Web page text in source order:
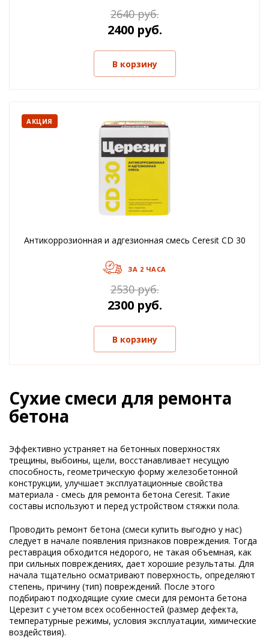
2640 руб.
2400 руб.
В корзину
АКЦИЯ
Антикоррозионная и адгезионная смесь Ceresit CD 30
ЗА 2 ЧАСА
2530 руб.
2300 руб.
В корзину
Сухие смеси для ремонта
бетона
Эффективно устраняет на бетонных поверхностях
трещины, выбоины, щели, восстанавливает несущую
способность, геометрическую форму железобетонной
конструкции, улучшает эксплуатационные свойства
материала - смесь для ремонта бетона Ceresit. Такие
составы используют и перед устройством стяжки пола.
Проводить ремонт бетона (смеси купить выгодно у нас)
следует в начале появления признаков повреждения. Тогда
реставрация обходится недорого, не такая объемная, как
при сильных повреждениях, дает хорошие результаты. Для
начала тщательно осматривают поверхность, определяют
степень, причину (тип) повреждений. После этого
подбирают подходящие сухие смеси для ремонта бетона
Церезит с учетом всех особенностей (размер дефекта,
температурные режимы, условия эксплуатации, химические
воздействия).